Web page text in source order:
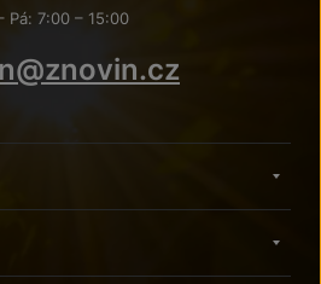
Pá: 7:00 – 15:00